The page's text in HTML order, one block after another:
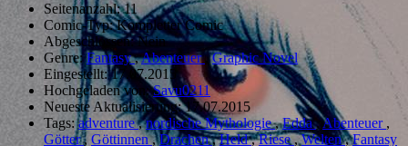
Seitenanzahl:11
Comic-Typ:Kompletter Comic
Abgeschlossen:Nein
Genre: Fantasy,Abenteuer,Graphic Novel
Eingestellt:17.07.2015
Hochgeladen von:Savu0211
Neueste Aktualisierung:17.07.2015
Tags:adventure,nordische Mythologie,Edda,Abenteuer ,
Götter, Göttinnen,Drachen,Held,Riese,Welten,Fantasy